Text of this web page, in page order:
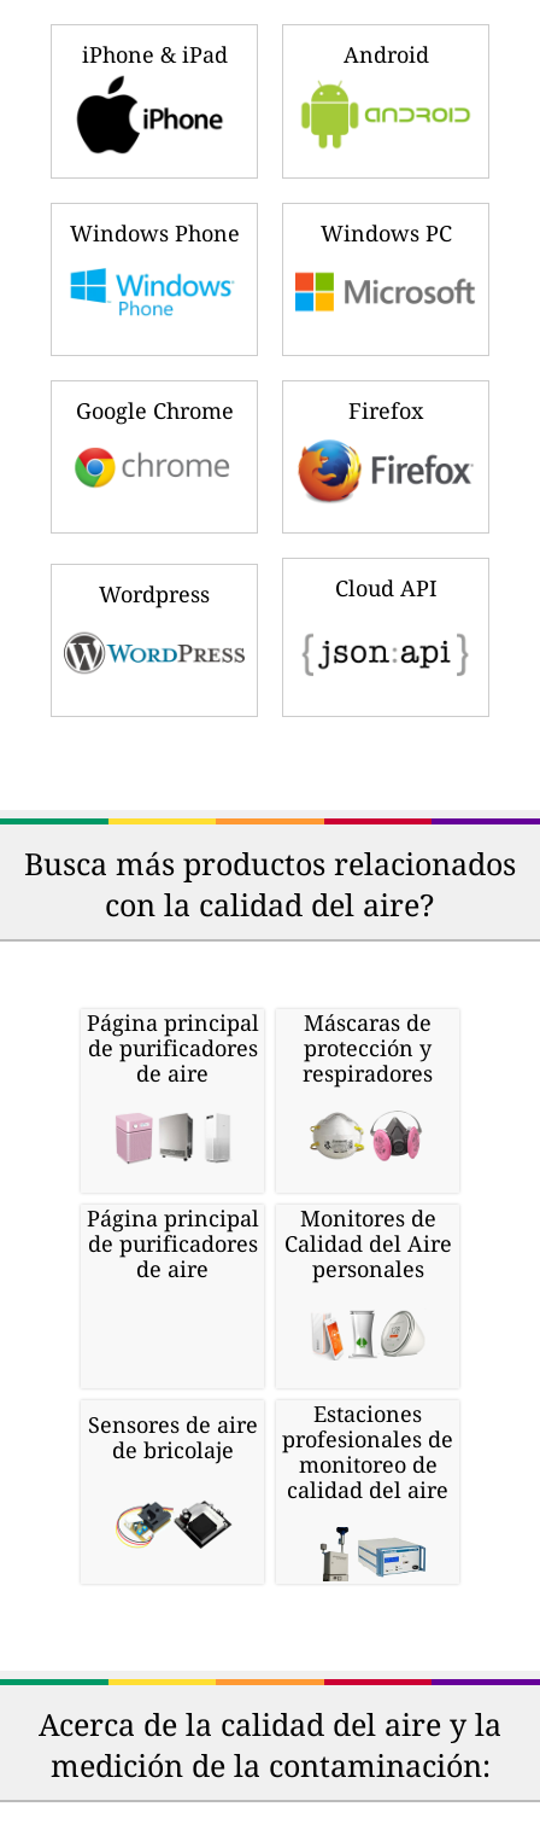
iPhone & iPad Android
Windows Phone Windows PC
Google Chrome Firefox
Wordpress Cloud API
Busca más productos relacionados
con la calidad del aire?
Página principal
de purificadores
de aire
Máscaras de
protección y
respiradores
Página principal
de purificadores
de aire
Monitores de
Calidad del Aire
personales
Sensores de aire
de bricolaje
Estaciones
profesionales de
monitoreo de
calidad del aire
Acerca de la calidad del aire y la
medición de la contaminación: